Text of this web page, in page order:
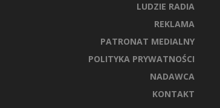
LUDZIE RADIA
REKLAMA
PATRONAT MEDIALNY
POLITYKA PRYWATNOŚCI
NADAWCA
KONTAKT